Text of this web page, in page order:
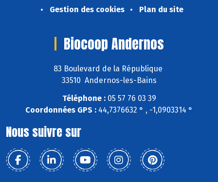
Gestion des cookies
Plan du site
Biocoop Andernos
83 Boulevard de la République
33510 Andernos-les-Bains
Téléphone :05 57 76 03 39
Coordonnées GPS : 44,7376632 ° , -1,0903314 °
Nous suivre sur